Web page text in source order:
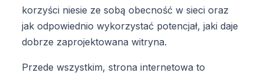
korzyści niesie ze sobą obecność w sieci oraz
jak odpowiednio wykorzystać potencjał, jaki daje
dobrze zaprojektowana witryna.
Przede wszystkim, strona internetowa to